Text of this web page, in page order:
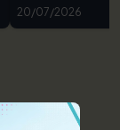
20/07/2026